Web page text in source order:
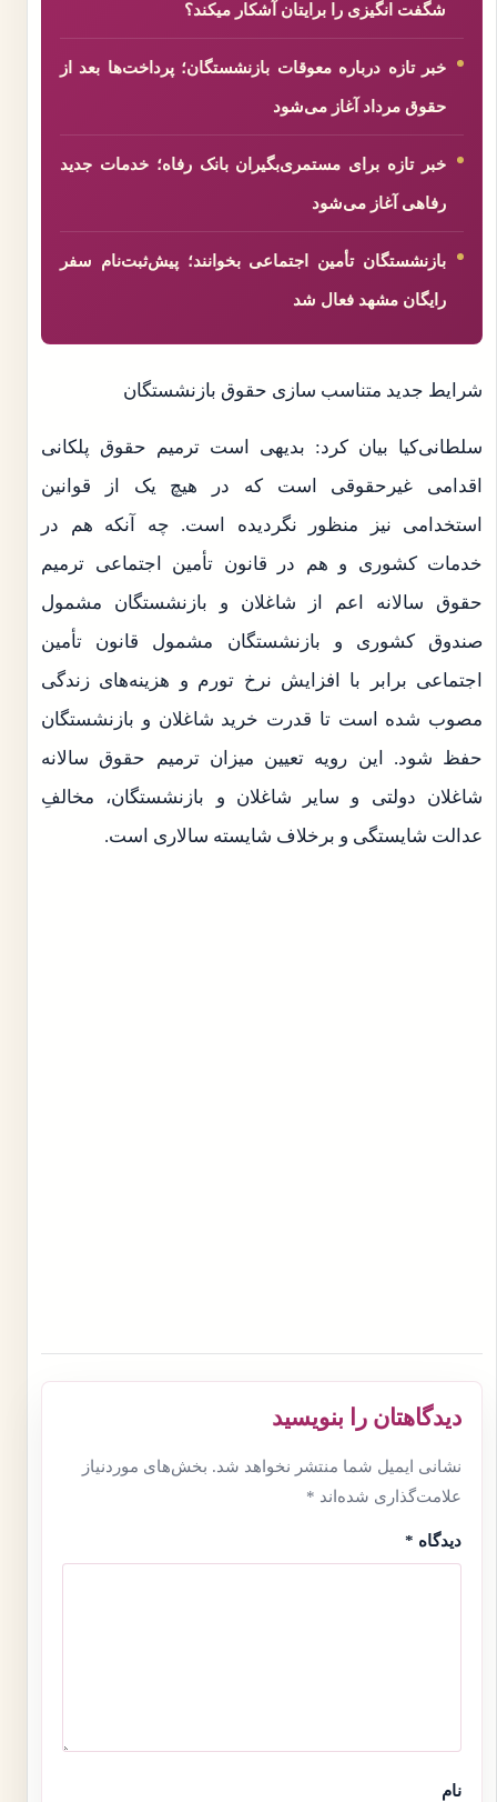
شگفت انگیزی را برایتان آشکار میکند؟
خبر تازه درباره معوقات بازنشستگان؛ پرداخت‌ها بعد از
حقوق مرداد آغاز می‌شود
خبر تازه برای مستمری‌بگیران بانک رفاه؛ خدمات جدید
رفاهی آغاز می‌شود
بازنشستگان تأمین اجتماعی بخوانند؛ پیش‌ثبت‌نام سفر
رایگان مشهد فعال شد
شرایط جدید متناسب سازی حقوق بازنشستگان
سلطانی‌کیا بیان کرد: بدیهی است ترمیم حقوق پلکانی
اقدامی غیرحقوقی است که در هیچ یک از قوانین
استخدامی نیز منظور نگردیده است. چه آنکه هم در
خدمات کشوری و هم در قانون تأمین اجتماعی ترمیم
حقوق سالانه اعم از شاغلان و بازنشستگان مشمول
صندوق کشوری و بازنشستگان مشمول قانون تأمین
اجتماعی برابر با افزایش نرخ تورم و هزینه‌های زندگی
مصوب شده است تا قدرت خرید شاغلان و بازنشستگان
حفظ شود. این رویه تعیین میزان ترمیم حقوق سالانه
شاغلان دولتی و سایر شاغلان و بازنشستگان، مخالفِ
عدالت شایستگی و برخلاف شایسته سالاری است.
دیدگاهتان را بنویسید
نشانی ایمیل شما منتشر نخواهد شد. بخش‌های موردنیاز
علامت‌گذاری شده‌اند *
دیدگاه *
نام